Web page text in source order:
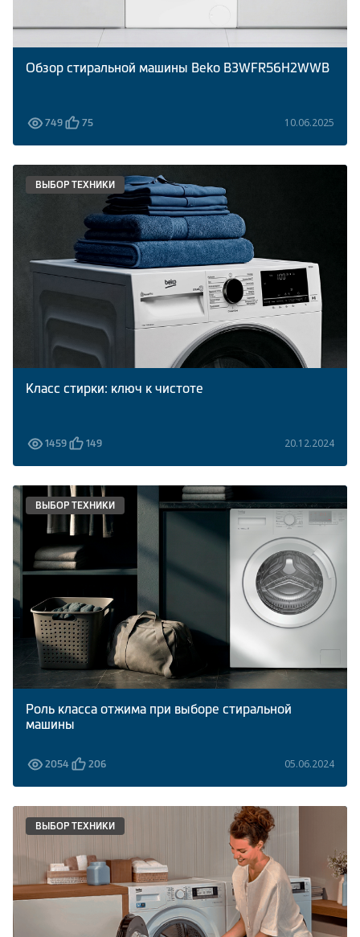
Обзор стиральной машины Beko B3WFR56H2WWB
749 75 10.06.2025
ВЫБОР ТЕХНИКИ
Класс стирки: ключ к чистоте
1459 149 20.12.2024
ВЫБОР ТЕХНИКИ
Роль класса отжима при выборе стиральной
машины
2054 206 05.06.2024
ВЫБОР ТЕХНИКИ